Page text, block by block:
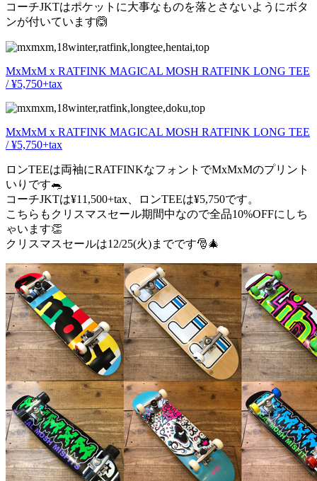
コーチJKTはポケットに大事なものを落とさないようにボタ
ンが付いています🙆‍
MxMxM x RATFINK MAGICAL MOSH RATFINK LONG TEE
/ ¥5,750+tax
MxMxM x RATFINK MAGICAL MOSH RATFINK LONG TEE
/ ¥5,750+tax
ロンTEEは両袖にRATFINKなフォントでMxMxMのプリント
いりです🐀
コーチJKTは¥11,500+tax、ロンTEEは¥5,750です。
こちらもクリスマスセール期間中なので全品10%OFFにしち
ゃいます👏
クリスマスセールは12/25(火)までです🎅🎄